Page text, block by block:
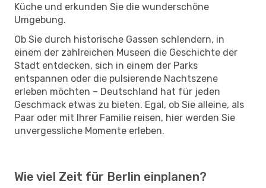
Küche und erkunden Sie die wunderschöne
Umgebung.
Ob Sie durch historische Gassen schlendern, in
einem der zahlreichen Museen die Geschichte der
Stadt entdecken, sich in einem der Parks
entspannen oder die pulsierende Nachtszene
erleben möchten – Deutschland hat für jeden
Geschmack etwas zu bieten. Egal, ob Sie alleine, als
Paar oder mit Ihrer Familie reisen, hier werden Sie
unvergessliche Momente erleben.
Wie viel Zeit für Berlin einplanen?